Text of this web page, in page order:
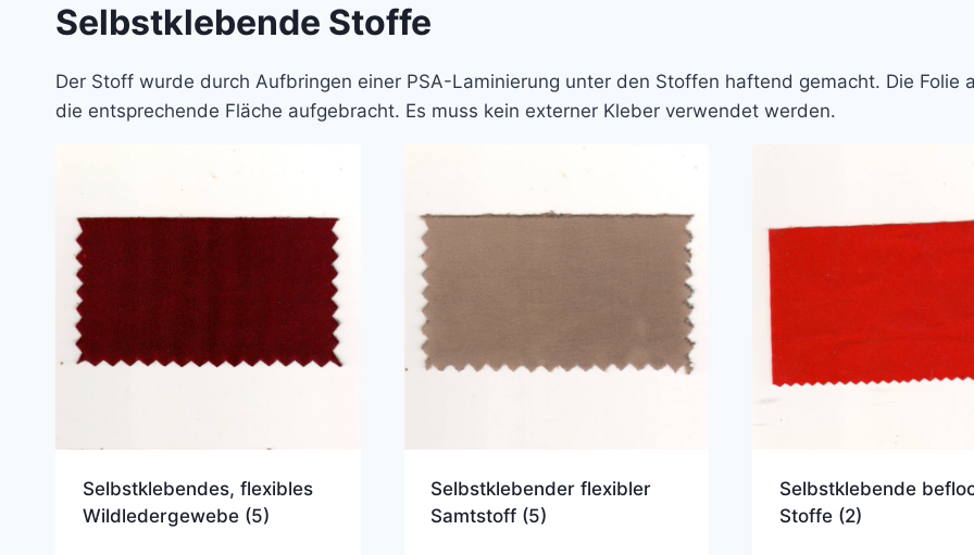
Selbstklebende Stoffe
Der Stoff wurde durch Aufbringen einer PSA-Laminierung unter den Stoffen haftend gemacht. Die
die entsprechende Fläche aufgebracht. Es muss kein externer Kleber verwendet werden.
Selbstklebendes, flexibles
Wildledergewebe (5)
Selbstklebender flexibler
Samtstoff (5)
Selbstklebende
Stoffe (2)